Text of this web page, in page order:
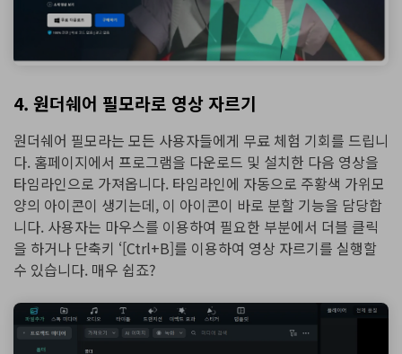
4. 원더쉐어 필모라로 영상 자르기
원더쉐어 필모라는 모든 사용자들에게 무료 체험 기회를 드립니
다. 홈페이지에서 프로그램을 다운로드 및 설치한 다음 영상을
타임라인으로 가져옵니다. 타임라인에 자동으로 주황색 가위모
양의 아이콘이 생기는데, 이 아이콘이 바로 분할 기능을 담당합
니다. 사용자는 마우스를 이용하여 필요한 부분에서 더블 클릭
을 하거나 단축키 ‘[Ctrl+B]를 이용하여 영상 자르기를 실행할
수 있습니다. 매우 쉽죠?